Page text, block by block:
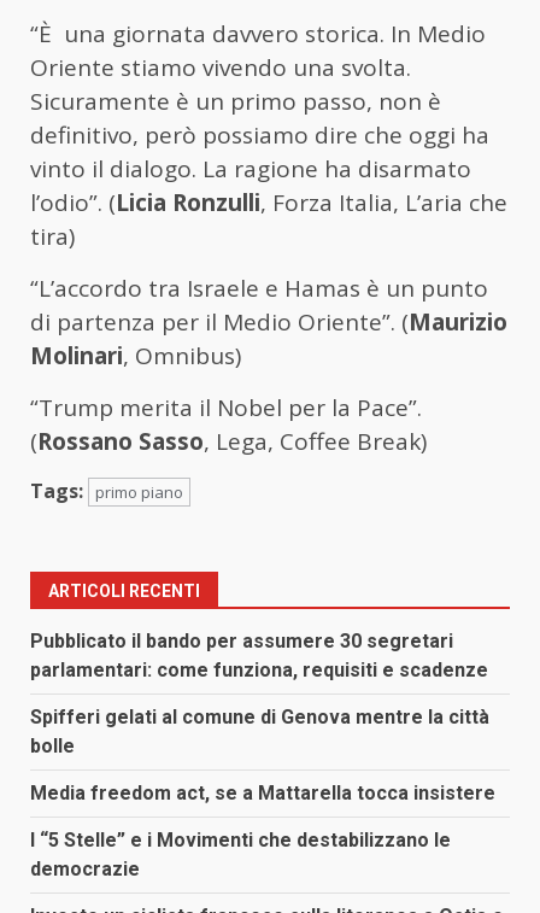
“È una giornata davvero storica. In Medio
Oriente stiamo vivendo una svolta.
Sicuramente è un primo passo, non è
definitivo, però possiamo dire che oggi ha
vinto il dialogo. La ragione ha disarmato
l’odio”. (Licia Ronzulli, Forza Italia, L’aria che
tira)
“L’accordo tra Israele e Hamas è un punto
di partenza per il Medio Oriente”. (Maurizio
Molinari, Omnibus)
“Trump merita il Nobel per la Pace”.
(Rossano Sasso, Lega, Coffee Break)
Tags: primo piano
ARTICOLI RECENTI
Pubblicato il bando per assumere 30 segretari
parlamentari: come funziona, requisiti e scadenze
Spifferi gelati al comune di Genova mentre la città
bolle
Media freedom act, se a Mattarella tocca insistere
I “5 Stelle” e i Movimenti che destabilizzano le
democrazie